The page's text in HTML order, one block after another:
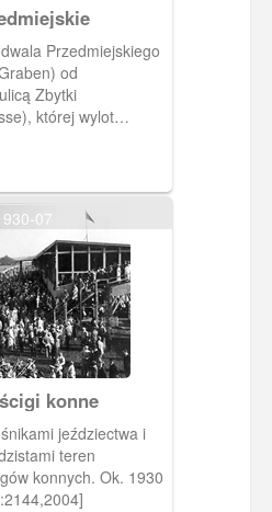
Przedmiejskiego
od
Zbytki
której wylot
1915)
07
konne
jeździectwa i
teren
konnych. Ok. 1930